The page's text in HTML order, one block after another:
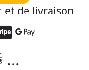
et de livraison
...